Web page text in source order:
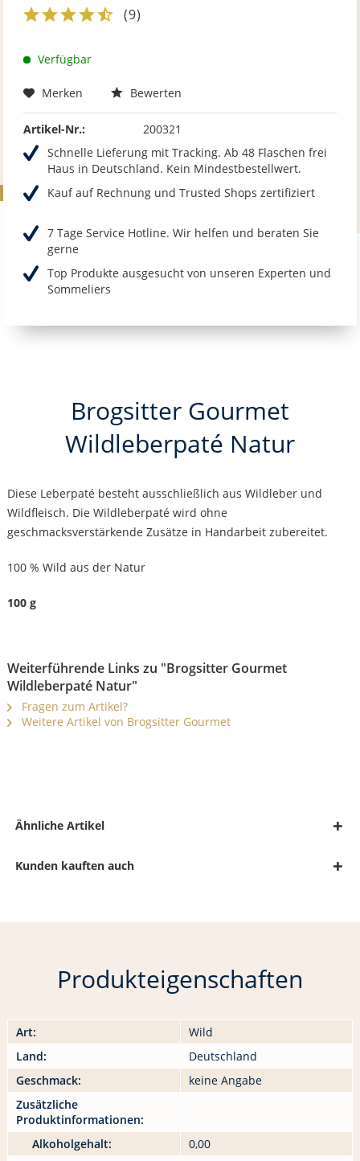
(9)
Verfügbar
Merken Bewerten
Artikel-Nr.:
200321
Schnelle Lieferung mit Tracking. Ab 48 Flaschen frei
Haus in Deutschland. Kein Mindestbestellwert.
Kauf auf Rechnung und Trusted Shops zertifiziert
7 Tage Service Hotline. Wir helfen und beraten Sie
gerne
Top Produkte ausgesucht von unseren Experten und
Sommeliers
Brogsitter Gourmet
Wildleberpaté Natur
Diese Leberpaté besteht ausschließlich aus Wildleber und
Wildfleisch. Die Wildleberpaté wird ohne
geschmacksverstärkende Zusätze in Handarbeit zubereitet.
100 % Wild aus der Natur
100 g
Weiterführende Links zu "Brogsitter Gourmet
Wildleberpaté Natur"
Fragen zum Artikel?
Weitere Artikel von Brogsitter Gourmet
Ähnliche Artikel
Kunden kauften auch
Produkteigenschaften
Art:
Wild
Land:
Deutschland
Geschmack:
keine Angabe
Zusätzliche
Produktinformationen:
Alkoholgehalt:
0,00